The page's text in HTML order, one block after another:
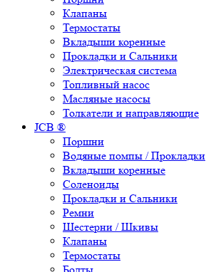
Клапаны
Термостаты
Вкладыши коренные
Прокладки и Сальники
Электрическая система
Топливный насос
Масляные насосы
Толкатели и направляющие
JCB ®
Поршни
Водяные помпы / Прокладки
Вкладыши коренные
Соленоиды
Прокладки и Сальники
Ремни
Шестерни / Шкивы
Клапаны
Термостаты